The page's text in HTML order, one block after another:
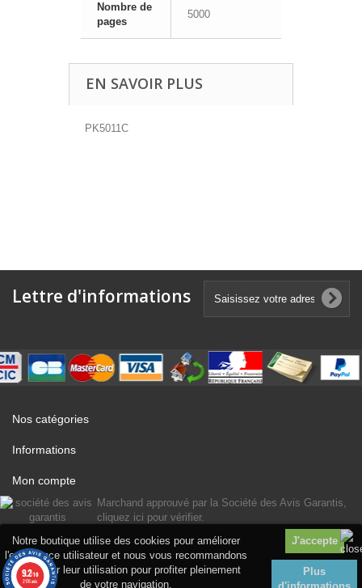
Notre boutique utilise des cookies pour améliorer
l'expérience utilisateur et nous vous recommandons
d'accepter leur utilisation pour profiter pleinement
de votre navigation.
Plus
Nombre de
pages
5000
EN SAVOIR PLUS
PK5011C
Lettre d'informations
Nos catégories
Informations
Mon compte
Marchand approuvé par la Société des Avis Garantis,
cliquez ici pour vérifier.
9.2/10
2176 avis